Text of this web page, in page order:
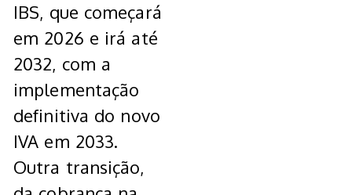
IBS, que começará
em 2026 e irá até
2032, com a
implementação
definitiva do novo
IVA em 2033.
Outra transição,